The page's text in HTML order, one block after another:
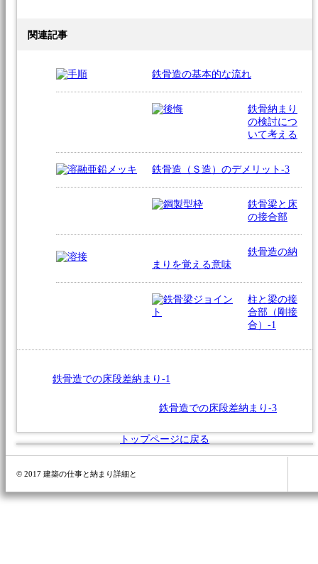
関連記事
鉄骨造の基本的な流れ
鉄骨納まり
の検討につ
いて考える
鉄骨造（Ｓ造）のデメリット-3
鉄骨梁と床
の接合部
鉄骨造の納
まりを覚える意味
柱と梁の接
合部（剛接
合）-1
鉄骨造での床段差納まり-1
鉄骨造での床段差納まり-3
トップページに戻る
© 2017 建築の仕事と納まり詳細と